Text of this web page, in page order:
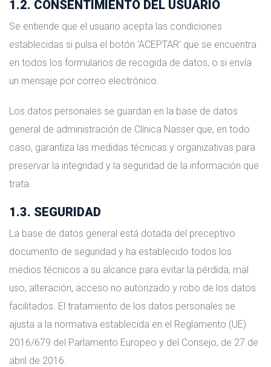
1.2. CONSENTIMIENTO DEL USUARIO
Se entiende que el usuario acepta las condiciones
establecidas si pulsa el botón ‘ACEPTAR’ que se encuentra
en todos los formularios de recogida de datos, o si envía
un mensaje por correo electrónico.
Los datos personales se guardan en la base de datos
general de administración de Clínica Nasser que, en todo
caso, garantiza las medidas técnicas y organizativas para
preservar la integridad y la seguridad de la información que
trata.
1.3. SEGURIDAD
La base de datos general está dotada del preceptivo
documento de seguridad y ha establecido todos los
medios técnicos a su alcance para evitar la pérdida, mal
uso, alteración, acceso no autorizado y robo de los datos
facilitados. El tratamiento de los datos personales se
ajusta a la normativa establecida en el Reglamento (UE)
2016/679 del Parlamento Europeo y del Consejo, de 27 de
abril de 2016.